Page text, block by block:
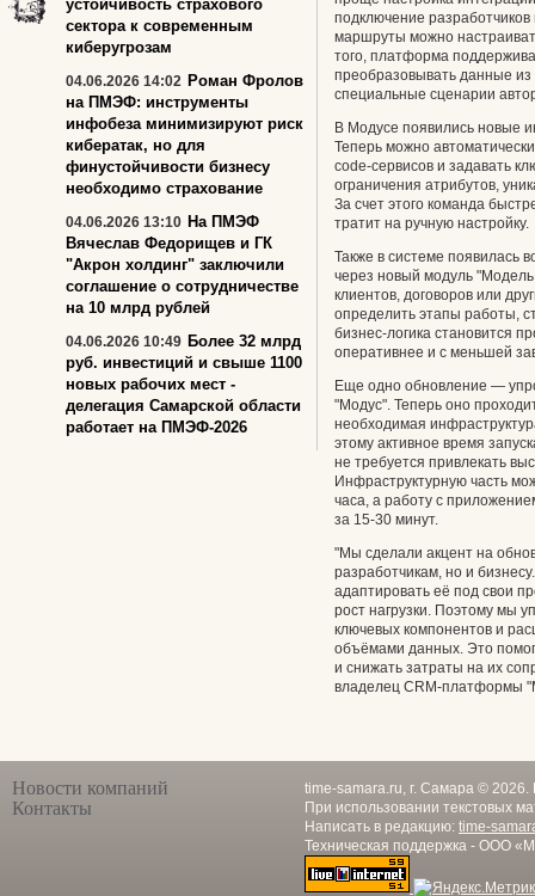
подключение
маршруты можно
того, платформа
преобразовывать данные из
специальные сценарии
В Модусе появились новые
Теперь можно
code-сервисов и задавать
ограничения атрибутов,
За счет этого команда
тратит на ручную настройку.
Также в системе появилась
через новый модуль
клиентов, договоров или
определить этапы работы,
бизнес-логика становится
оперативнее и с меньшей
Еще одно обновление —
"Модус". Теперь оно
необходимая
этому активное время
не требуется привлекать
Инфраструктурную часть
часа, а работу с
за 15-30 минут.
"Мы сделали акцент на
разработчикам, но и
адаптировать её под свои
рост нагрузки. Поэтому мы
ключевых компонентов и
объёмами данных. Это
и снижать затраты на их
владелец CRM-платформы
устойчивость страхового
сектора к современным
киберугрозам
04.06.2026 14:02 Роман Фролов
на ПМЭФ: инструменты
инфобеза минимизируют риск
кибератак, но для
финустойчивости бизнесу
необходимо страхование
04.06.2026 13:10 На ПМЭФ
Вячеслав Федорищев и ГК
"Акрон холдинг" заключили
соглашение о сотрудничестве
на 10 млрд рублей
04.06.2026 10:49 Более 32 млрд
руб. инвестиций и свыше 1100
новых рабочих мест -
делегация Самарской области
работает на ПМЭФ-2026
Новости компаний
Контакты
time-samara.ru, г. Самара ©
При использовании текстовых
Написать в редакцию: time-
Техническая поддержка - ООО